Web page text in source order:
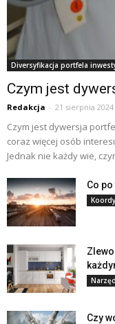
Diversyfikacja portfela
Czym jest
Redakcja - 21 sierpnia 2024
Czym jest dywersja
coraz więcej osób
Jednak nie każdy wie,
Co
Czy